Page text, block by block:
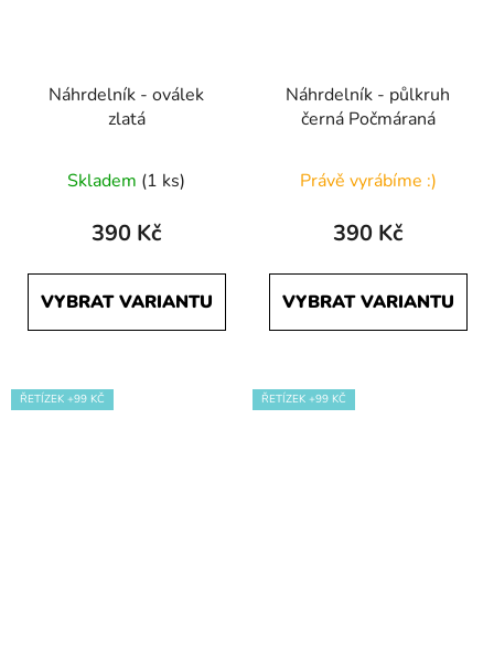
Náhrdelník - oválek
zlatá
Skladem (1 ks)
390 Kč
VYBRAT VARIANTU
Náhrdelník - půlkruh
černá Počmáraná
Právě vyrábíme :)
390 Kč
VYBRAT VARIANTU
ŘETÍZEK +99 KČ ŘETÍZEK +99 KČ